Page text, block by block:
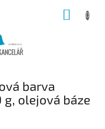
barva
g, olejová báze